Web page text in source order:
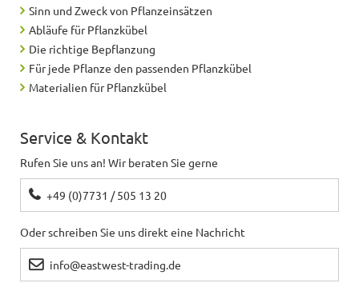
Sinn und Zweck von Pflanzeinsätzen
Abläufe für Pflanzkübel
Die richtige Bepflanzung
Für jede Pflanze den passenden Pflanzkübel
Materialien für Pflanzkübel
Service & Kontakt
Rufen Sie uns an! Wir beraten Sie gerne
+49 (0)7731 / 505 13 20
Oder schreiben Sie uns direkt eine Nachricht
info@eastwest-trading.de